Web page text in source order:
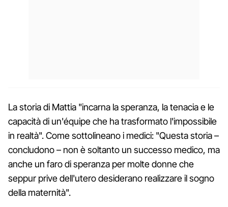
La storia di Mattia "incarna la speranza, la tenacia e le
capacità di un'équipe che ha trasformato l'impossibile
in realtà". Come sottolineano i medici: "Questa storia –
concludono – non è soltanto un successo medico, ma
anche un faro di speranza per molte donne che
seppur prive dell'utero desiderano realizzare il sogno
della maternità".